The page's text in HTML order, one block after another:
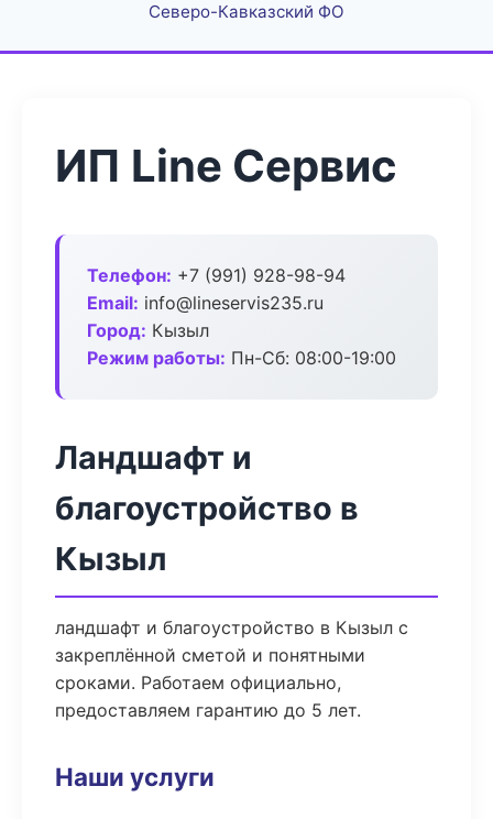
Северо-Кавказский ФО
ИП Line Сервис
Телефон: +7 (991) 928-98-94
Email: info@lineservis235.ru
Город: Кызыл
Режим работы: Пн-Сб: 08:00-19:00
Ландшафт и
благоустройство в
Кызыл
ландшафт и благоустройство в Кызыл с
закреплённой сметой и понятными
сроками. Работаем официально,
предоставляем гарантию до 5 лет.
Наши услуги